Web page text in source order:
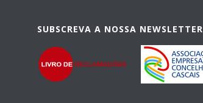
SUBSCREVA A NOSSA NEWSLETTER